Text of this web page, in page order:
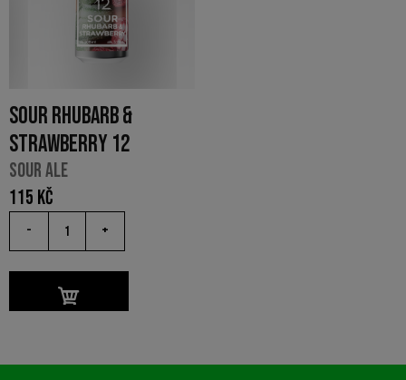
SOUR RHUBARB &
STRAWBERRY 12
SOUR ALE
115 Kč
- +